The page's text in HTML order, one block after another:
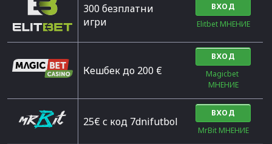
300 безплатни
игри
ВХОД
Elitbet МНЕНИЕ
Кешбек до 200 €
ВХОД
Magicbet
МНЕНИЕ
25€ с код 7dnifutbol
ВХОД
MrBit МНЕНИЕ